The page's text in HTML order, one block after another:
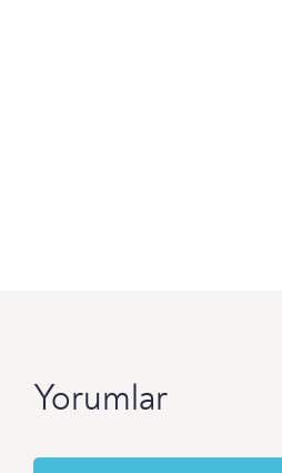
Yorumlar